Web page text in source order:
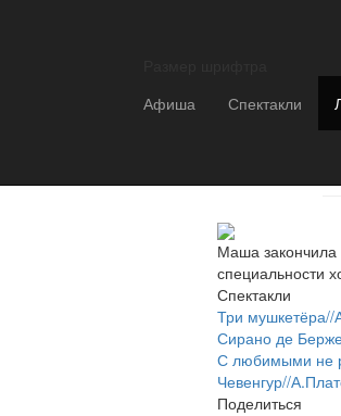
Афиша
Спектакли
Маша закончила
специальности
Спектакли
Три
Сирано де
С любимыми не
Чевенгур//
Поделиться